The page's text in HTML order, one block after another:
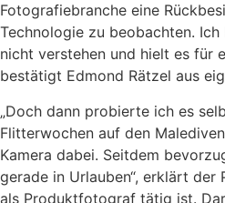
Fotografiebranche eine
Technologie zu beobachten.
nicht verstehen und hielt es für
bestätigt Edmond Rätzel aus
„Doch dann probierte ich es
Flitterwochen auf den
Kamera dabei. Seitdem
gerade in Urlauben“, erklärt
als Produktfotograf tätig ist.